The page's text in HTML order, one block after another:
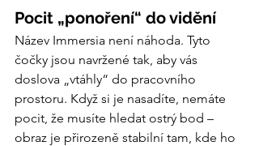
Pocit „ponoření“ do vidění
Název Immersia není náhoda. Tyto
čočky jsou navržené tak, aby vás
doslova „vtáhly“ do pracovního
prostoru. Když si je nasadíte, nemáte
pocit, že musíte hledat ostrý bod –
obraz je přirozeně stabilní tam, kde ho